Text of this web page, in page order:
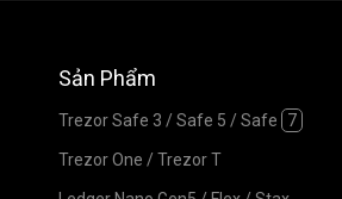
Sản Phẩm
Trezor Safe 3 /Safe 5 /Safe 7
Trezor One /Trezor T